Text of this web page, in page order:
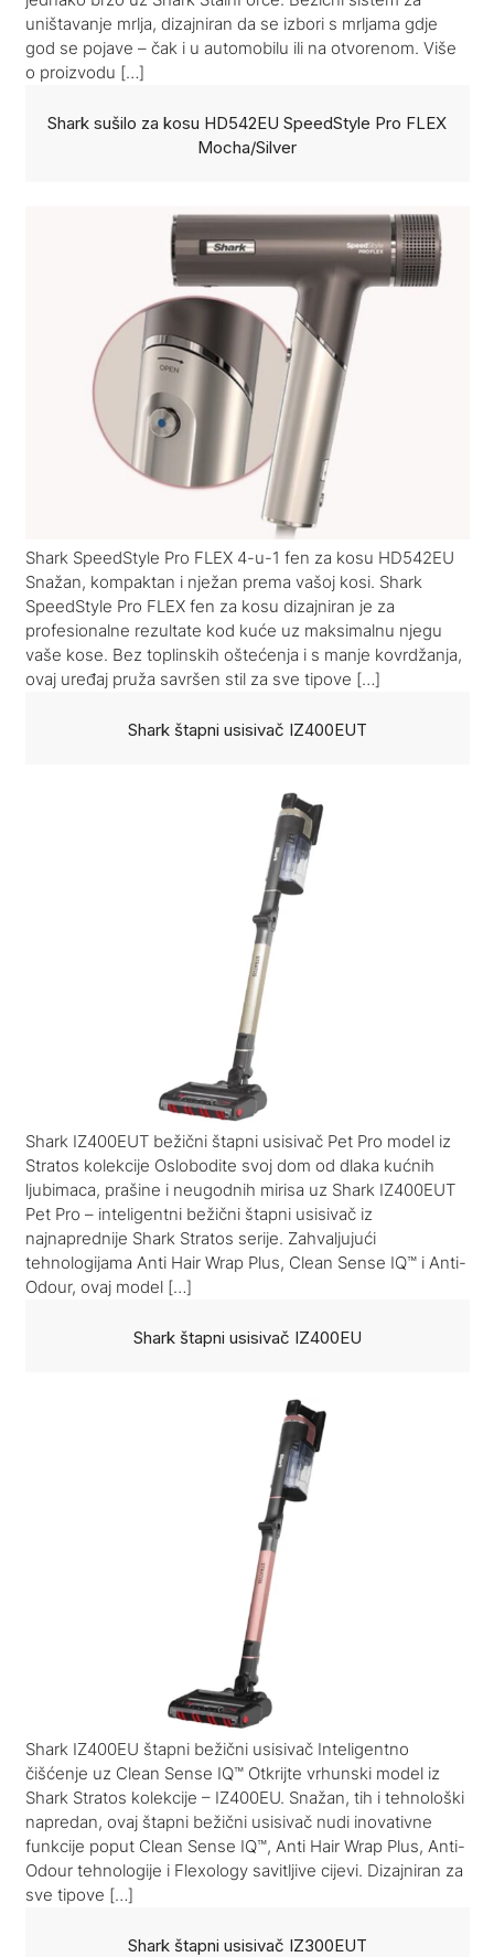
uništavanje mrlja, dizajniran da se izbori s mrljama gdje
god se pojave – čak i u automobilu ili na otvorenom. Više
o proizvodu […]
Shark sušilo za kosu HD542EU SpeedStyle Pro FLEX
Mocha/Silver
Shark SpeedStyle Pro FLEX 4-u-1 fen za kosu HD542EU
Snažan, kompaktan i nježan prema vašoj kosi. Shark
SpeedStyle Pro FLEX fen za kosu dizajniran je za
profesionalne rezultate kod kuće uz maksimalnu njegu
vaše kose. Bez toplinskih oštećenja i s manje kovrdžanja,
ovaj uređaj pruža savršen stil za sve tipove […]
Shark štapni usisivač IZ400EUT
Shark IZ400EUT bežični štapni usisivač Pet Pro model iz
Stratos kolekcije Oslobodite svoj dom od dlaka kućnih
ljubimaca, prašine i neugodnih mirisa uz Shark IZ400EUT
Pet Pro – inteligentni bežični štapni usisivač iz
najnaprednije Shark Stratos serije. Zahvaljujući
tehnologijama Anti Hair Wrap Plus, Clean Sense IQ™ i Anti-
Odour, ovaj model […]
Shark štapni usisivač IZ400EU
Shark IZ400EU štapni bežični usisivač Inteligentno
čišćenje uz Clean Sense IQ™ Otkrijte vrhunski model iz
Shark Stratos kolekcije – IZ400EU. Snažan, tih i tehnološki
napredan, ovaj štapni bežični usisivač nudi inovativne
funkcije poput Clean Sense IQ™, Anti Hair Wrap Plus, Anti-
Odour tehnologije i Flexology savitljive cijevi. Dizajniran za
sve tipove […]
Shark štapni usisivač IZ300EUT